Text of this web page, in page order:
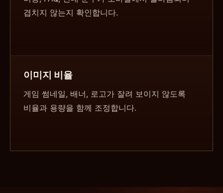
겹치지 않는지 확인합니다.
이미지 비율
게임 썸네일, 배너, 로고가 잘려 보이지 않도록
비율과 용량을 함께 조정합니다.